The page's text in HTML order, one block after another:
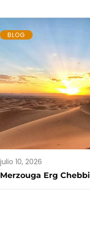
BLOG
julio 10, 2026
Merzouga Erg Chebbi